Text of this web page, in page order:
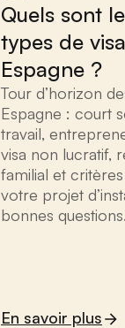
Quels sont
types de
Espagne ?
Tour d’horizon
Espagne : court
travail,
visa non lucratif,
familial et
votre projet
bonnes questions.
En savoir plus